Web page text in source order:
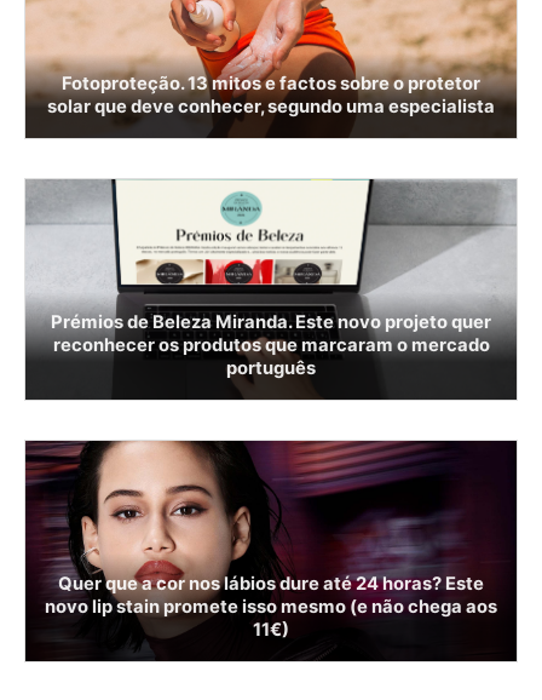
Fotoproteção. 13 mitos e factos sobre o protetor
solar que deve conhecer, segundo uma especialista
Prémios de Beleza Miranda. Este novo projeto quer
reconhecer os produtos que marcaram o mercado
português
Quer que a cor nos lábios dure até 24 horas? Este
novo lip stain promete isso mesmo (e não chega aos
11€)